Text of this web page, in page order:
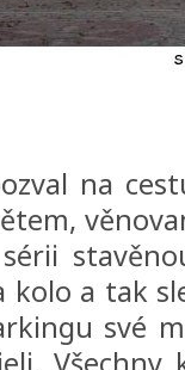
na
kolo a tak
své